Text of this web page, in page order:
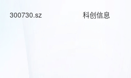
300730.sz 科创信息